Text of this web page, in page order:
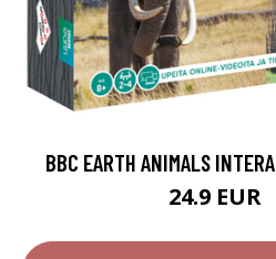
BBC EARTH ANIMALS
24.9 EUR